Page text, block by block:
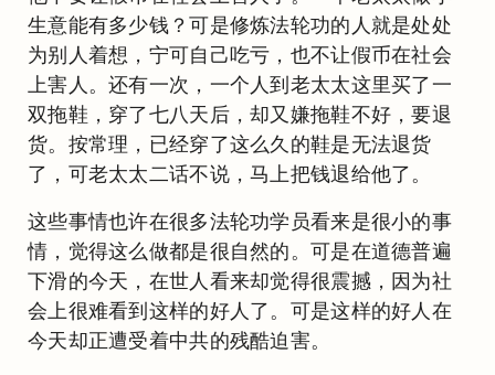
生意能有多少钱？可是修炼法轮功的人就是处处
为别人着想，宁可自己吃亏，也不让假币在社会
上害人。还有一次，一个人到老太太这里买了一
双拖鞋，穿了七八天后，却又嫌拖鞋不好，要退
货。按常理，已经穿了这么久的鞋是无法退货
了，可老太太二话不说，马上把钱退给他了。
这些事情也许在很多法轮功学员看来是很小的事
情，觉得这么做都是很自然的。可是在道德普遍
下滑的今天，在世人看来却觉得很震撼，因为社
会上很难看到这样的好人了。可是这样的好人在
今天却正遭受着中共的残酷迫害。